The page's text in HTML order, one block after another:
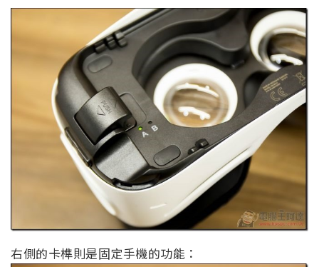
右側的卡榫則是固定手機的功能：